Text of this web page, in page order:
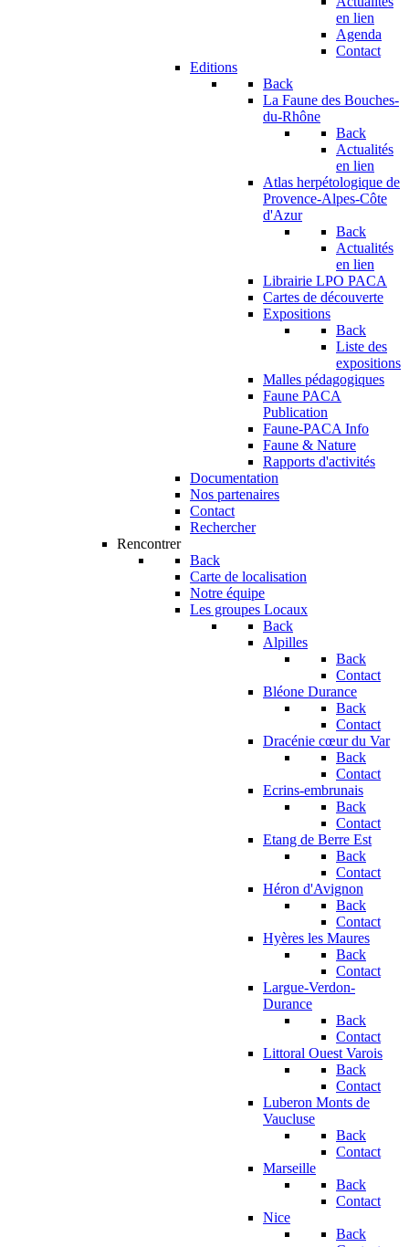
en lien
Agenda
Contact
Editions
Back
La Faune des Bouches-
du-Rhône
Back
Actualités
en lien
Atlas herpétologique de
Provence-Alpes-Côte
d'Azur
Back
Actualités
en lien
Librairie LPO PACA
Cartes de découverte
Expositions
Back
Liste des
expositions
Malles pédagogiques
Faune PACA
Publication
Faune-PACA Info
Faune & Nature
Rapports d'activités
Documentation
Nos partenaires
Contact
Rechercher
Rencontrer
Back
Carte de localisation
Notre équipe
Les groupes Locaux
Back
Alpilles
Back
Contact
Bléone Durance
Back
Contact
Dracénie cœur du Var
Back
Contact
Ecrins-embrunais
Back
Contact
Etang de Berre Est
Back
Contact
Héron d'Avignon
Back
Contact
Hyères les Maures
Back
Contact
Largue-Verdon-
Durance
Back
Contact
Littoral Ouest Varois
Back
Contact
Luberon Monts de
Vaucluse
Back
Contact
Marseille
Back
Contact
Nice
Back